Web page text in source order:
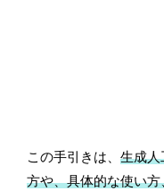
この手引きは、生成人
方や、具体的な使い